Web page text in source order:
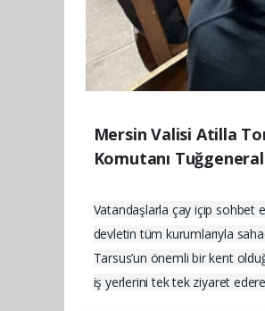
Mersin Valisi Atilla
Komutanı
Vatandaşlarla çay içip sohbet
devletin tüm kurumlarıyla
Tarsus’un önemli bir kent
iş yerlerini tek tek ziyaret